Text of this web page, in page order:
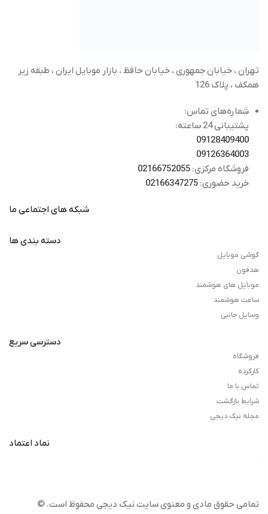
تهران ، خیابان جمهوری ، خیابان حافظ ، بازار موبایل ایران ، طبقه زیر
همکف ، پلاک 126
شماره‌های تماس:
پشتیبانی 24 ساعته:
09128409400
09126364003
فروشگاه مرکزی: 02166752055
خرید حضوری: 02166347275
شبکه های اجتماعی ما
دسته بندی ها
گوشی موبایل
هدفون
موبایل های هوشمند
ساعت هوشمند
وسایل جانبی
دسترسی سریع
فروشگاه
کارکرده
تماس با ما
شرایط بازگشت
مجله نیک دیجی
نماد اعتماد
تمامی حقوق مادی و معنوی سایت نیک دیجی محفوظ است. ©️